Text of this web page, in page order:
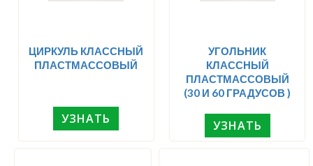
ЦИРКУЛЬ КЛАССНЫЙ
ПЛАСТМАССОВЫЙ
УЗНАТЬ
УГОЛЬНИК
КЛАССНЫЙ
ПЛАСТМАССОВЫЙ
(30 И 60 ГРАДУСОВ )
УЗНАТЬ